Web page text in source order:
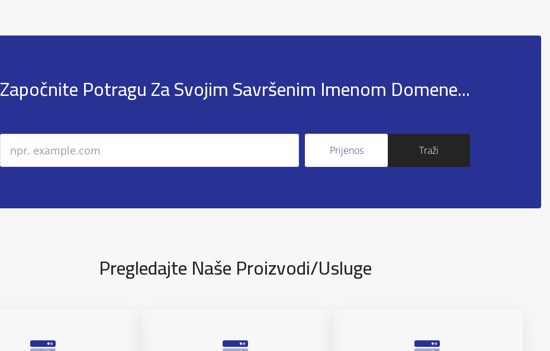
Započnite Potragu Za Svojim Savršenim Imenom Domene...
Pregledajte Naše Proizvodi/usluge